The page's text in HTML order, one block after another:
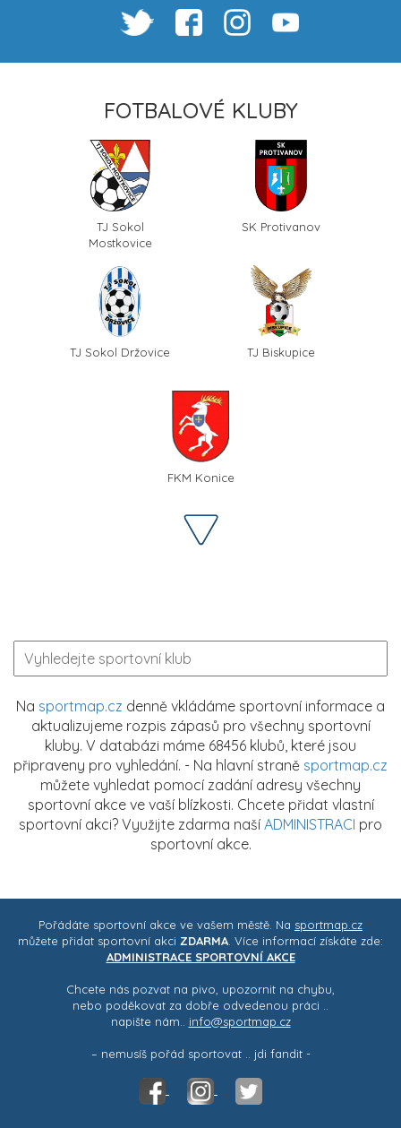
FOTBALOVÉ KLUBY
TJ Sokol
Mostkovice
SK Protivanov
TJ Sokol Držovice TJ Biskupice
FKM Konice
Na sportmap.cz denně vkládáme sportovní informace a
aktualizujeme rozpis zápasů pro všechny sportovní
kluby. V databázi máme 68456 klubů, které jsou
připraveny pro vyhledání. - Na hlavní straně sportmap.cz
můžete vyhledat pomocí zadání adresy všechny
sportovní akce ve vaší blízkosti. Chcete přidat vlastní
sportovní akci? Využijte zdarma naší ADMINISTRACI pro
sportovní akce.
Pořádáte sportovní akce ve vašem městě. Na sportmap.cz
můžete přidat sportovní akci ZDARMA . Více informací získáte zde:
ADMINISTRACE SPORTOVNÍ AKCE
Chcete nás pozvat na pivo, upozornit na chybu,
nebo poděkovat za dobře odvedenou práci ..
napište nám.. info@sportmap.cz
– nemusíš pořád sportovat .. jdi fandit -